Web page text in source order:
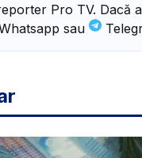
Pro TV. Dacă
sau